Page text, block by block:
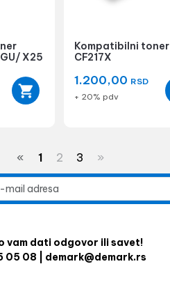
X25
Kompatibilni toner
CF217X
1.200,00 RSD
+ 20% pdv
« 1 2 3 »
vam dati odgovor ili savet!
05 08 | demark@demark.rs